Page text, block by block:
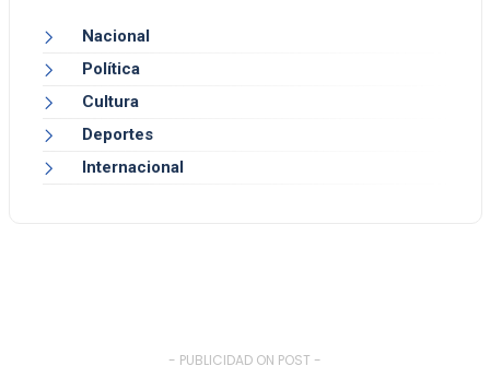
Nacional
Política
Cultura
Deportes
Internacional
- PUBLICIDAD ON POST -